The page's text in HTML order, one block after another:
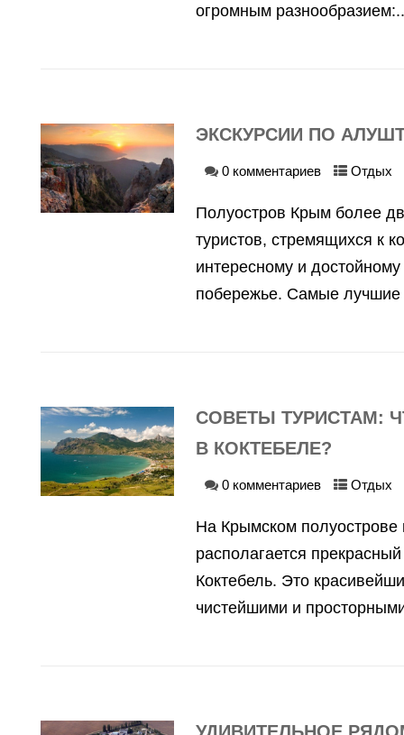
огромным
ЭКСКУРСИИ ПО
0 комментариев Отдых
Полуостров Крым более
туристов, стремящихся к
интересному и
побережье. Самые лучшие
СОВЕТЫ ТУРИСТАМ:
В КОКТЕБЕЛЕ?
0 комментариев Отдых
На Крымском полуострове
располагается
Коктебель. Это
чистейшими и